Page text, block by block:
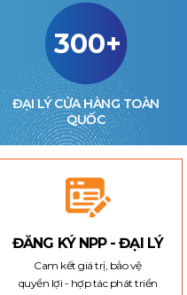
300+
ĐẠI LÝ CỬA HÀNG TOÀN
QUỐC
ĐĂNG KÝ NPP - ĐẠI LÝ
Cam kết giá trị, bảo vệ
quyền lợi - hợp tác phát triển